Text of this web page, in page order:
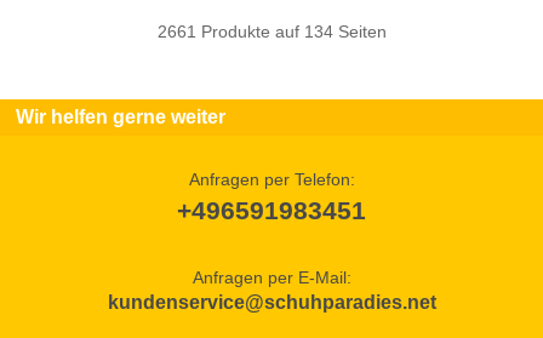
2661 Produkte auf 134 Seiten
Wir helfen gerne weiter
Anfragen per Telefon:
+496591983451
Anfragen per E-Mail:
kundenservice@schuhparadies.net